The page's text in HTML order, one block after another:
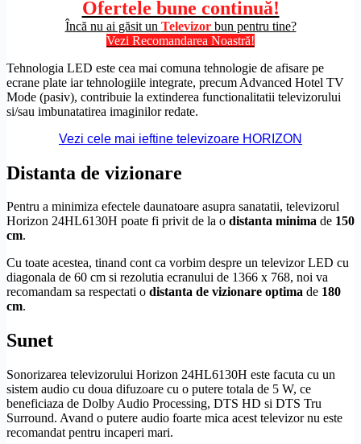
Ofertele bune continuă!
Încă nu ai găsit un Televizor bun pentru tine?
Vezi Recomandarea Noastră!
Tehnologia LED este cea mai comuna tehnologie de afisare pe
ecrane plate iar tehnologiile integrate, precum Advanced Hotel TV
Mode (pasiv), contribuie la extinderea functionalitatii televizorului
si/sau imbunatatirea imaginilor redate.
Vezi cele mai ieftine televizoare HORIZON
Distanta de vizionare
Pentru a minimiza efectele daunatoare asupra sanatatii, televizorul
Horizon 24HL6130H poate fi privit de la o distanta minima de 150
cm.
Cu toate acestea, tinand cont ca vorbim despre un televizor LED cu
diagonala de 60 cm si rezolutia ecranului de 1366 x 768, noi va
recomandam sa respectati o distanta de vizionare optima de 180
cm.
Sunet
Sonorizarea televizorului Horizon 24HL6130H este facuta cu un
sistem audio cu doua difuzoare cu o putere totala de 5 W, ce
beneficiaza de Dolby Audio Processing, DTS HD si DTS Tru
Surround. Avand o putere audio foarte mica acest televizor nu este
recomandat pentru incaperi mari.